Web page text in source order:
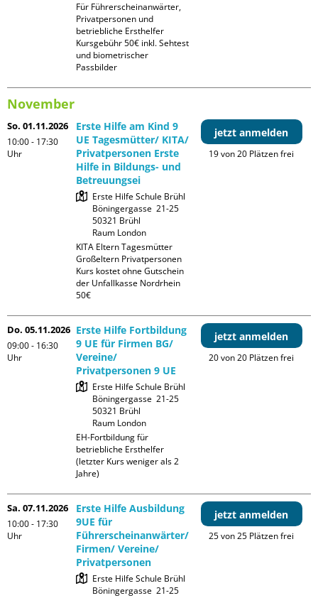
Für Führerscheinanwärter,
Privatpersonen und
betriebliche Ersthelfer
Kursgebühr 50€ inkl. Sehtest
und biometrischer
Passbilder
November
So. 01.11.2026
10:00 - 17:30
Uhr
Erste Hilfe am Kind 9
UE Tagesmütter/ KITA/
Privatpersonen Erste
Hilfe in Bildungs- und
Betreuungsei
Erste Hilfe Schule Brühl
Böningergasse  21-25
50321 Brühl
Raum London
KITA Eltern Tagesmütter
Großeltern Privatpersonen
Kurs kostet ohne Gutschein
der Unfallkasse Nordrhein
50€
jetzt anmelden
19 von 20 Plätzen frei
Do. 05.11.2026
09:00 - 16:30
Uhr
Erste Hilfe Fortbildung
9 UE für Firmen BG/
Vereine/
Privatpersonen 9 UE
Erste Hilfe Schule Brühl
Böningergasse  21-25
50321 Brühl
Raum London
EH-Fortbildung für
betriebliche Ersthelfer
(letzter Kurs weniger als 2
Jahre)
jetzt anmelden
20 von 20 Plätzen frei
Sa. 07.11.2026
10:00 - 17:30
Uhr
Erste Hilfe Ausbildung
9UE für
Führerscheinanwärter/
Firmen/ Vereine/
Privatpersonen
Erste Hilfe Schule Brühl
Böningergasse  21-25
jetzt anmelden
25 von 25 Plätzen frei